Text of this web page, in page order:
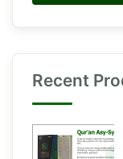
Recent